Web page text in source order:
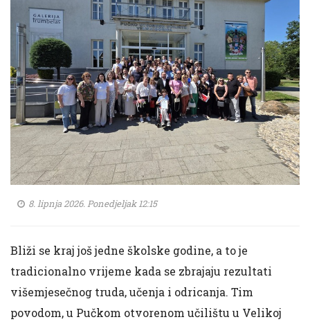
8. lipnja 2026. Ponedjeljak 12:15
Bliži se kraj još jedne školske godine, a to je
tradicionalno vrijeme kada se zbrajaju rezultati
višemjesečnog truda, učenja i odricanja. Tim
povodom, u Pučkom otvorenom učilištu u Velikoj